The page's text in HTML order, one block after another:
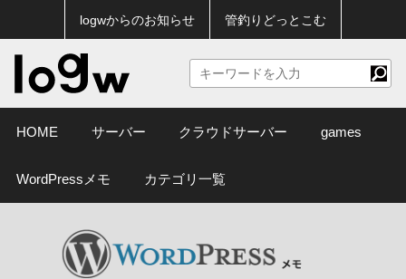
logwからのお知らせ 管釣りどっとこむ
HOME サーバー クラウドサーバー games
WordPressメモ カテゴリ一覧